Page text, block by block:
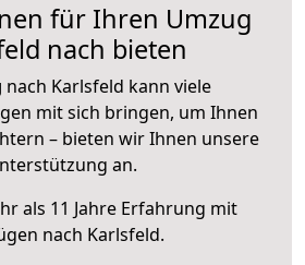
für Ihren Umzug
nach bieten
nach Karlsfeld kann viele
mit sich bringen, um Ihnen
– bieten wir Ihnen unsere
an.
als 11 Jahre Erfahrung mit
nach Karlsfeld.